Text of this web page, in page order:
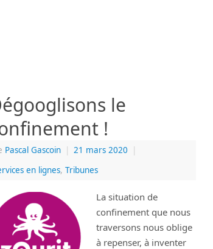
le
!
Pascal Gascoin | 21 mars 2020
|
en lignes, Tribunes
La situation de
confinement que nous
traversons nous oblige
à repenser, à inventer